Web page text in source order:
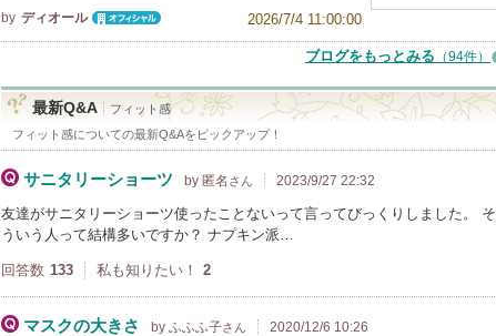
by ディオール
2026/7/4 11:00:00
ブログをもっとみる （94件）
最新Q&A
フィット感
フィット感についての最新Q&Aをピックアップ！
サニタリーショーツ by 匿名 さん 2023/9/27 22:32
友達がサニタリーショーツ使ったことないって言ってびっくりしました。 そ
ういう人って結構多いですか？ ナプキン派…
回答数 133 私も知りたい！ 2
マスクの大きさ by ふふふ子さん 2020/12/6 10:26